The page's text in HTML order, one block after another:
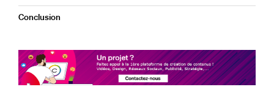
Conclusion